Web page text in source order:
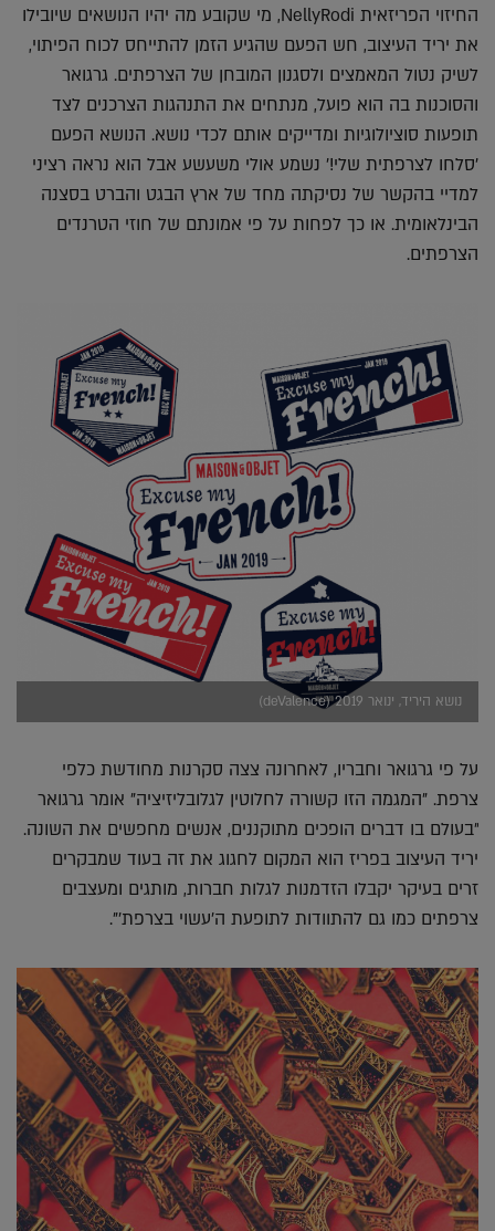
החיזוי הפריזאית NellyRodi, מי שקובע מה יהיו הנושאים שיובילו
את יריד העיצוב, חש הפעם שהגיע הזמן להתייחס לכוח הפיתוי,
לשיק נטול המאמצים ולסגנון המובחן של הצרפתים. גרגואר
והסוכנות בה הוא פועל, מנתחים את התנהגות הצרכנים לצד
תופעות סוציולוגיות ומדייקים אותם לכדי נושא. הנושא הפעם
'סלחו לצרפתית שלי!' נשמע אולי משעשע אבל הוא נראה רציני
למדיי בהקשר של נסיקתה מחד של ארץ הבגט והברט בסצנה
הבינלאומית. או כך לפחות על פי אמונתם של חוזי הטרנדים
הצרפתים.
נושא היריד, ינואר 2019 (deValence)
על פי גרגואר וחבריו, לאחרונה צצה סקרנות מחודשת כלפי
צרפת. "המגמה הזו קשורה לחלוטין לגלובליזיציה" אומר גרגואר
"בעולם בו דברים הופכים מתוקננים, אנשים מחפשים את השונה.
יריד העיצוב בפריז הוא המקום לחגוג את זה בעוד שמבקרים
זרים בעיקר יקבלו הזדמנות לגלות חברות, מותגים ומעצבים
צרפתים כמו גם להתוודות לתופעת ה'עשוי בצרפת'".